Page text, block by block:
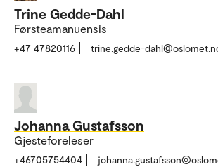
Trine Gedde-Dahl
Førsteamanuensis
+47 47820116 trine.gedde-
Johanna Gustafsson
Gjesteforeleser
+46705754404